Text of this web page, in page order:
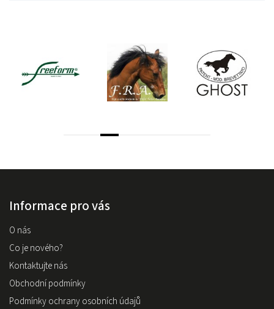
Informace pro vás
O nás
Co je nového?
Kontaktujte nás
Obchodní podmínky
Podmínky ochrany osobních údajů